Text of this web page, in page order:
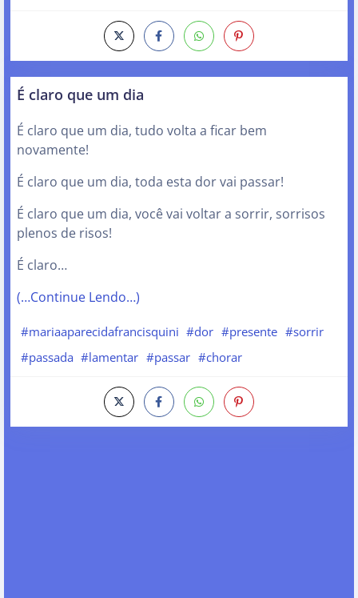
É claro que um dia
É claro que um dia, tudo volta a ficar bem
novamente!
É claro que um dia, toda esta dor vai passar!
É claro que um dia, você vai voltar a sorrir, sorrisos
plenos de risos!
É claro…
(…Continue Lendo…)
#mariaaparecidafrancisquini #dor #presente #sorrir
#passada #lamentar #passar #chorar